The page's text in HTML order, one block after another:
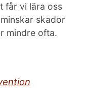
får vi lära oss
skador
mindre ofta.